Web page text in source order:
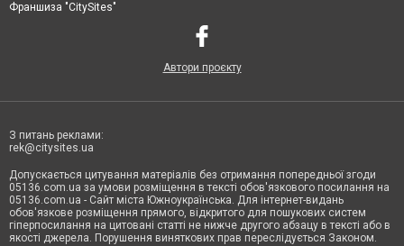
Франшиза "CitySites"
Автори проєкту
З питань реклами:
rek@citysites.ua
Допускається цитування матеріалів без отримання попередньої згоди
05136.com.ua за умови розміщення в тексті обов'язкового посилання на
05136.com.ua - Сайт міста Южноукраїнська. Для інтернет-видань
обов'язкове розміщення прямого, відкритого для пошукових систем
гіперпосилання на цитовані статті не нижче другого абзацу в тексті або в
якості джерела. Порушення виняткових прав переслідується Законом.